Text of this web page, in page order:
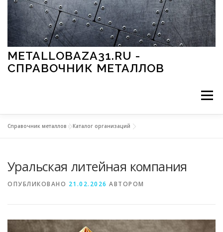
Перейти к содержимому
METALLOBAZA31.RU -
СПРАВОЧНИК МЕТАЛЛОВ
Меню
МЕТАЛЛЫ И ОКРУЖАЮЩАЯ СРЕДА
Справочник металлов »Каталог организаций
Уральская литейная компания
ОПУБЛИКОВАНО 21.02.2026 АВТОРОМ